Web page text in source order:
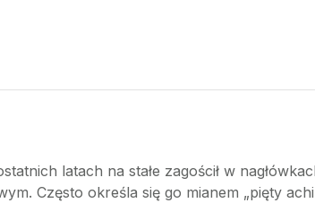
latach na stałe zagościł w
Często określa się go mianem „pięty